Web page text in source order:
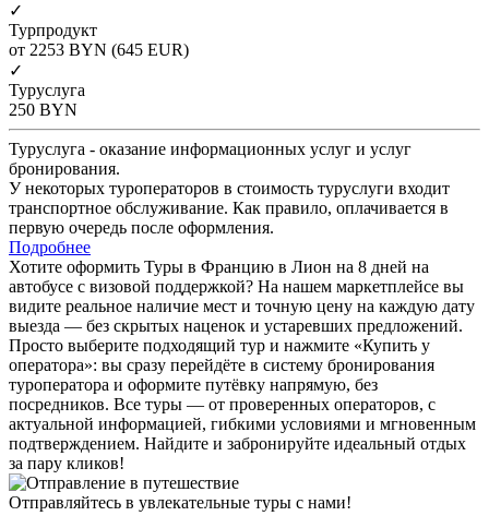
✓
Турпродукт
от 2253 BYN (645 EUR)
✓
Туруслуга
250 BYN
Туруслуга - оказание информационных услуг и услуг
бронирования.
У некоторых туроператоров в стоимость туруслуги входит
транспортное обслуживание. Как правило, оплачивается в
первую очередь после оформления.
Подробнее
Хотите оформить Туры в Францию в Лион на 8 дней на
автобусе с визовой поддержкой? На нашем маркетплейсе вы
видите реальное наличие мест и точную цену на каждую дату
выезда — без скрытых наценок и устаревших предложений.
Просто выберите подходящий тур и нажмите «Купить у
оператора»: вы сразу перейдёте в систему бронирования
туроператора и оформите путёвку напрямую, без
посредников. Все туры — от проверенных операторов, с
актуальной информацией, гибкими условиями и мгновенным
подтверждением. Найдите и забронируйте идеальный отдых
за пару кликов!
Отправляйтесь в увлекательные туры с нами!